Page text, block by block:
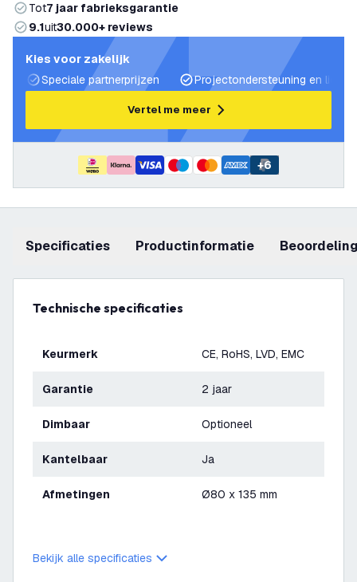
Tot7 jaar fabrieksgarantie
9.1uit30.000+ reviews
Kies voor zakelijk
Speciale partnerprijzen
Projectondersteuning en
Vertel me meer
+6
Specificaties productinformatie
Technische specificaties
Keurmerk CE, RoHS, LVD, EMC
Garantie 2 jaar
Dimbaar Optioneel
Kantelbaar Ja
Afmetingen Ø80 x 135 mm
Bekijk alle specificaties